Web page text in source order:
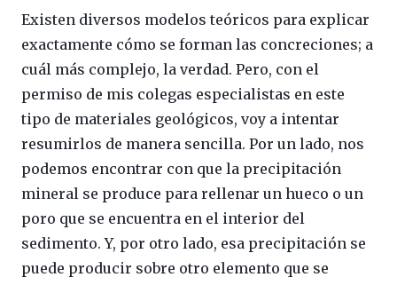
Existen diversos modelos teóricos para explicar
exactamente cómo se forman las concreciones; a
cuál más complejo, la verdad. Pero, con el
permiso de mis colegas especialistas en este
tipo de materiales geológicos, voy a intentar
resumirlos de manera sencilla. Por un lado, nos
podemos encontrar con que la precipitación
mineral se produce para rellenar un hueco o un
poro que se encuentra en el interior del
sedimento. Y, por otro lado, esa precipitación se
puede producir sobre otro elemento que se